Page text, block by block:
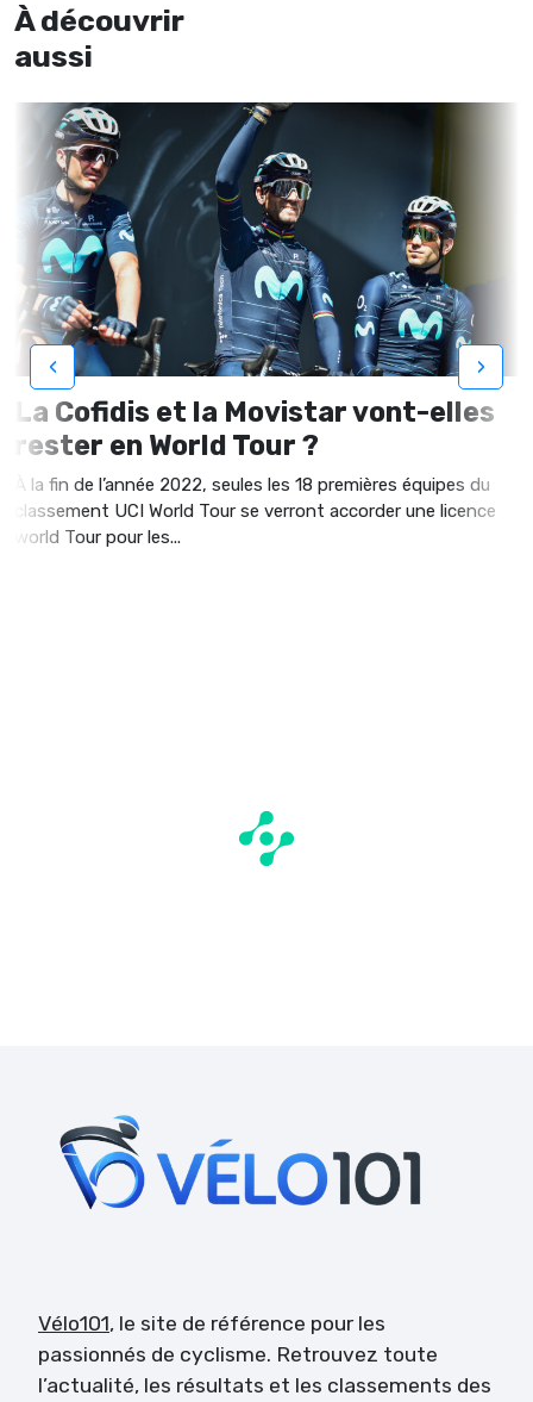
À découvrir
aussi
La Cofidis et la Movistar vont-elles
rester en World Tour ?
À la fin de l’année 2022, seules les 18 premières équipes du
classement UCI World Tour se verront accorder une licence
world Tour pour les...
‹ ›
Vélo101, le site de référence pour les
passionnés de cyclisme. Retrouvez toute
l’actualité, les résultats et les classements des